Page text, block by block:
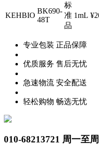
KEHBIO
BK690-
48T
标
准
品
1mL
专业包装 正品保障
优质服务 售后无忧
急速物流 安全配送
轻松购物 畅选无忧
010-68213721 周一至